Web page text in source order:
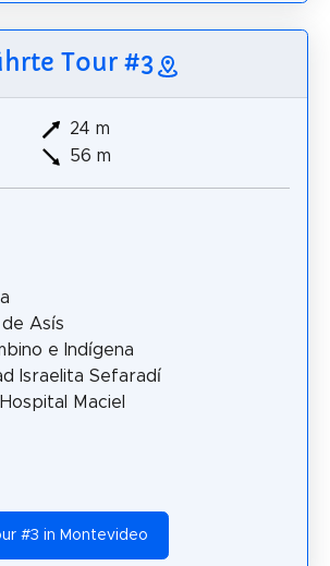
Tour #3
24 m
56 m
Asís
e Indígena
Israelita Sefaradí
Maciel
#3 in Montevideo